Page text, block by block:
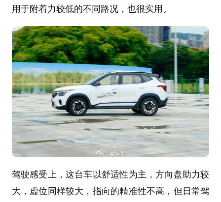
用于附着力较低的不同路况，也很实用。
驾驶感受上，这台车以舒适性为主，方向盘助力较
大，虚位同样较大，指向的精准性不高，但日常驾